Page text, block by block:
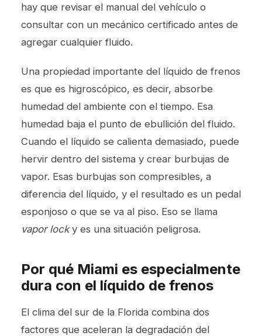
hay que revisar el manual del vehículo o
consultar con un mecánico certificado antes de
agregar cualquier fluido.
Una propiedad importante del líquido de frenos
es que es higroscópico, es decir, absorbe
humedad del ambiente con el tiempo. Esa
humedad baja el punto de ebullición del fluido.
Cuando el líquido se calienta demasiado, puede
hervir dentro del sistema y crear burbujas de
vapor. Esas burbujas son compresibles, a
diferencia del líquido, y el resultado es un pedal
esponjoso o que se va al piso. Eso se llama
vapor locky es una situación peligrosa.
Por qué Miami es especialmente
dura con el líquido de frenos
El clima del sur de la Florida combina dos
factores que aceleran la degradación del